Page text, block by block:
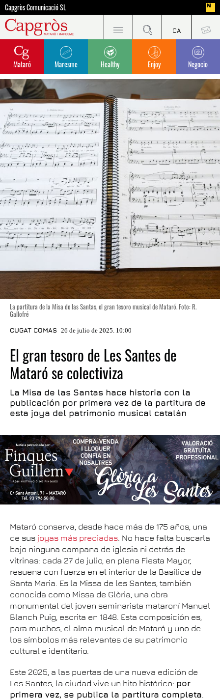
Capgròs Comunicació SL
Mataró Maresme Healthy Enjoy Negocio
La partitura de la Misa de las Santas, el gran tesoro musical de Mataró. Foto: R.
Gallofré
CUGAT COMAS 26 de julio de 2025. 10:00
El gran tesoro de Les Santes de
Mataró se colectiviza
La Misa de las Santas hace historia con la
publicación por primera vez de la partitura de
esta joya del patrimonio musical catalán
Mataró conserva, desde hace más de 175 años, una
de sus joyas más preciadas . No hace falta buscarla
bajo ninguna campana de iglesia ni detrás de
vitrinas: cada 27 de julio, en plena Fiesta Mayor,
resuena con fuerza en el interior de la Basílica de
Santa Maria. Es la Missa de les Santes, también
conocida como Missa de Glòria, una obra
monumental del joven seminarista mataroní Manuel
Blanch Puig, escrita en 1848. Esta composición es,
para muchos, el alma musical de Mataró y uno de
los símbolos más relevantes de su patrimonio
cultural e identitario.
Este 2025, a las puertas de una nueva edición de
Les Santes, la ciudad vive un hito histórico: por
primera vez, se publica la partitura completa